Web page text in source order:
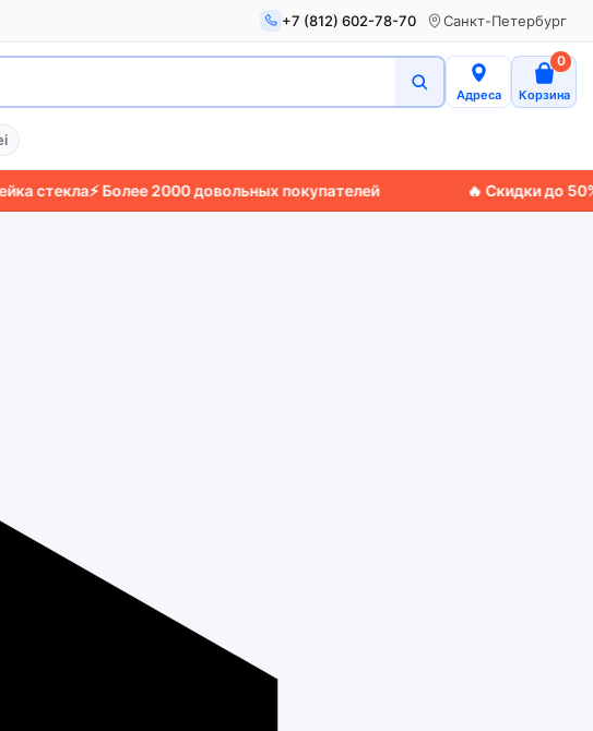
+7 (812) 602-78-70 Санкт-Петербург
Адреса Корзина
0
⚡ Более 2000 довольных покупателей 🔥 Скидки до 50%🚚